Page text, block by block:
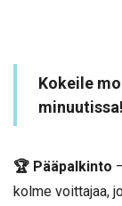
Kokeile
🏆 Pääpalkinto
kolme voittajaa,